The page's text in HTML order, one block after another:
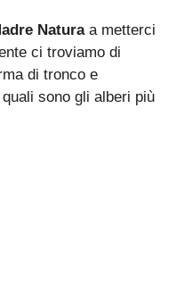
Naturaa metterci
ci troviamo di
di tronco e
sono gli alberi più